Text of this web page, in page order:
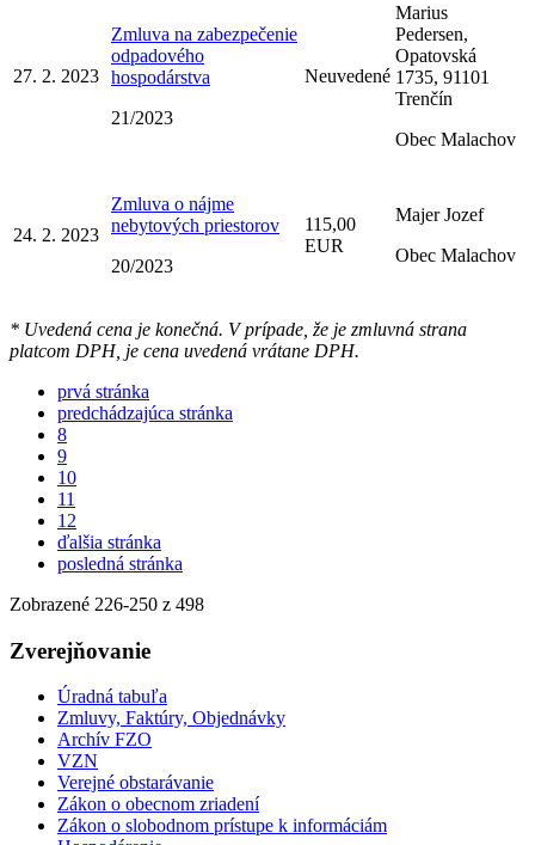
27. 2. 2023
Zmluva na zabezpečenie
odpadového
hospodárstva
21/2023
Neuvedené
Marius
Pedersen,
Opatovská
1735, 91101
Trenčín
Obec Malachov
24. 2. 2023
Zmluva o nájme
nebytových priestorov
20/2023
115,00
EUR
Majer Jozef
Obec Malachov
* Uvedená cena je konečná. V prípade, že je zmluvná strana
platcom DPH, je cena uvedená vrátane DPH.
prvá stránka
predchádzajúca stránka
8
9
10
11
12
ďalšia stránka
posledná stránka
Zobrazené 226-250 z 498
Zverejňovanie
Úradná tabuľa
Zmluvy, Faktúry, Objednávky
Archív FZO
VZN
Verejné obstarávanie
Zákon o obecnom zriadení
Zákon o slobodnom prístupe k informáciám